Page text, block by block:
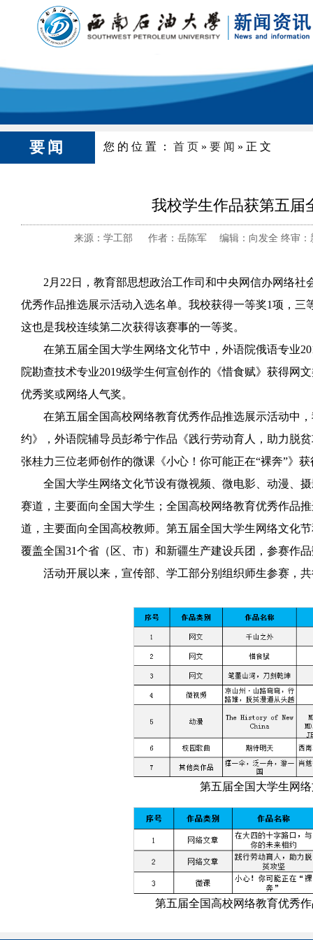
要闻 您的位置： 首页 » 要闻 »正文
我校学生作品获第五届
来源：学工部 作者：岳陈军 编辑：向发全 终
2月22日，教育部思想政治工作司和中央网信办网络
优秀作品推选展示活动入选名单。我校获得一等奖1项，
这也是我校连续第二次获得该赛事的一等奖。
在第五届全国大学生网络文化节中，外语院俄语专业
院勘查技术专业2019级学生何宣创作的《惜食赋》获得网
优秀奖或网络人气奖。
在第五届全国高校网络教育优秀作品推选展示活动中
约》，外语院辅导员彭希宁作品《践行劳动育人，助力脱
张桂力三位老师创作的微课《小心！你可能正在“裸奔”》
全国大学生网络文化节设有微视频、微电影、动漫、
赛道，主要面向全国大学生；全国高校网络教育优秀作品
道，主要面向全国高校教师。第五届全国大学生网络文化
覆盖全国31个省（区、市）和新疆生产建设兵团，参赛作
活动开展以来，宣传部、学工部分别组织师生参赛，
第五届全国大学生网
第五届全国高校网络教育优秀